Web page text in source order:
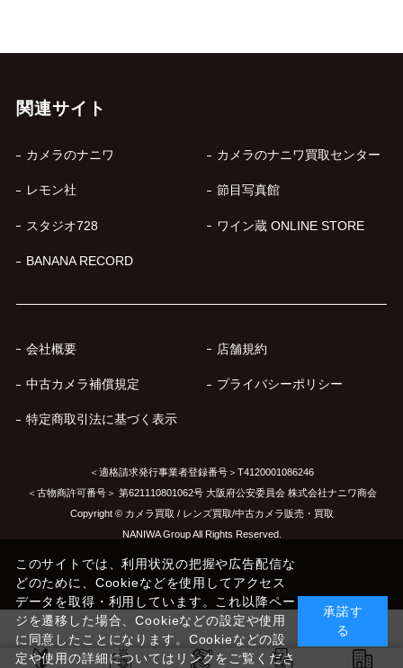
関連サイト
カメラのナニワ カメラのナニワ買取センター
レモン社 節目写真館
スタジオ728 ワイン蔵 ONLINE STORE
BANANA RECORD
会社概要 店舗規約
中古カメラ補償規定 プライバシーポリシー
特定商取引法に基づく表示
＜適格請求発行事業者登録番号＞T4120001086246
＜古物商許可番号＞ 第621110801062号 大阪府公安委員会 株式会社ナニワ商会
Copyright © カメラ買取 / レンズ買取/中古カメラ販売・買取
NANIWA Group All Rights Reserved.
このサイトでは、利用状況の把握や広告配信な
どのために、Cookieなどを使用してアクセス
データを取得・利用しています。これ以降ペー
ジを遷移した場合、Cookieなどの設定や使用
に同意したことになります。Cookieなどの設
定や使用の詳細についてはリンクをご覧くださ
承諾す
る